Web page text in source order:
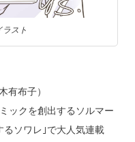
ラスト
有布子）
ックを創出するソルマー
るソワレ｣で大人気連載